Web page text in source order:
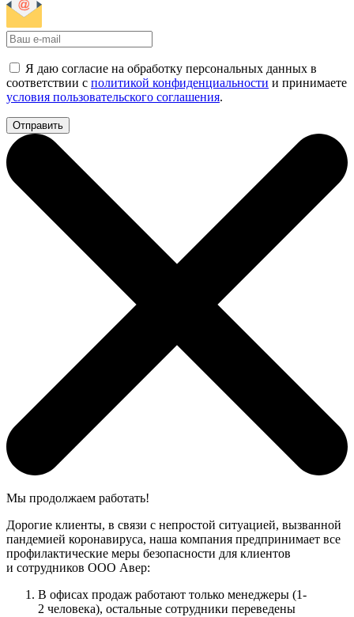
Я даю согласие на обработку персональных данных в
соответствии с политикой конфиденциальности и принимаете
условия пользовательского соглашения.
Мы продолжаем работать!
Дорогие клиенты, в связи с непростой ситуацией, вызванной
пандемией коронавируса, наша компания предпринимает все
профилактические меры безопасности для клиентов
и сотрудников ООО Авер:
В офисах продаж работают только менеджеры (1-
2 человека), остальные сотрудники переведены